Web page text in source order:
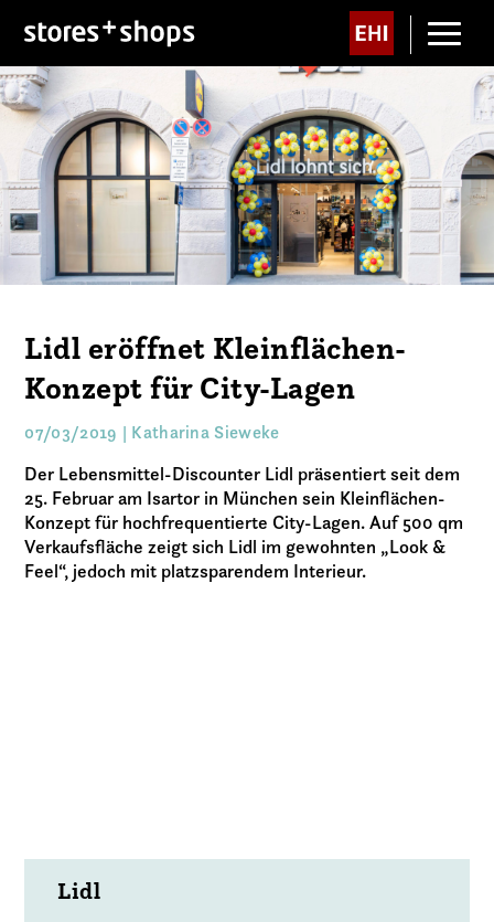
Lidl eröffnet Kleinflächen-
Konzept für City-Lagen
07/03/2019 | Katharina Sieweke
Der Lebensmittel-Discounter Lidl präsentiert seit dem
25. Februar am Isartor in München sein Kleinflächen-
Konzept für hochfrequentierte City-Lagen. Auf 500 qm
Verkaufsfläche zeigt sich Lidl im gewohnten „Look &
Feel“, jedoch mit platzsparendem Interieur.
Lidl